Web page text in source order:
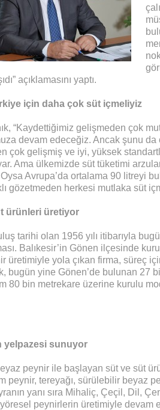
açıklamasını yaptı.
için daha çok süt içmeliyiz
“Kaydettiğimiz gelişmeden çok
devam edeceğiz. Ancak şunu da
çok gelişmiş ve iyi, yüksek
Ama ülkemizde süt tüketimi
Avrupa’da ortalama 90 litreyi
gözetmeden herkesi mutlaka süt
ürünleri üretiyor
tarihi olan 1956 yılı itibarıyla
Balıkesir’in Gönen ilçesinde
üretimiyle yola çıkan firma, süreç
bugün yine Gönen’de bulunan 27
80 bin metrekare üzerine kurulu
yelpazesi sunuyor
peynir ile başlayan süt ve süt
peynir, tereyağı, sürülebilir beyaz
yanı sıra Mihaliç, Çeçil, Dil,
peynirlerin üretimiyle devam